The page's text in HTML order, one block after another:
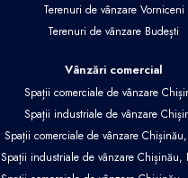
Terenuri de vânzare Vorniceni
Terenuri de vânzare Budești
Vânzări comercial
Spații comerciale de vânzare
Spații industriale de vânzare
Spații comerciale de vânzare
Spații industriale de vânzare Chișinău,